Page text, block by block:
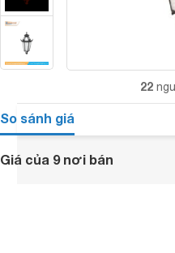
22
So sánh giá
Giá của 9 nơi bán